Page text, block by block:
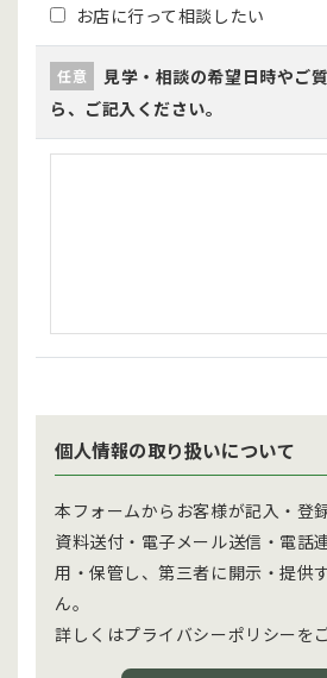
お店に行って相談したい
任意
見学・相談の希望日時やご
ら、ご記入ください。
個人情報の取り扱いについて
本フォームからお客様が記入・登
資料送付・電子メール送信・電話
用・保管し、第三者に開示・提供
ん。
詳しくはプライバシーポリシーを